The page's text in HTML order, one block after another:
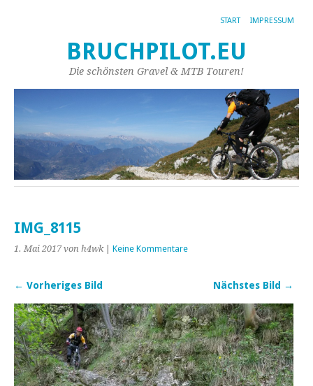
START IMPRESSUM
BRUCHPILOT.EU
Die schönsten Gravel & MTB Touren!
IMG_8115
1. Mai 2017 von h4wk| Keine Kommentare
← Vorheriges Bild Nächstes Bild →